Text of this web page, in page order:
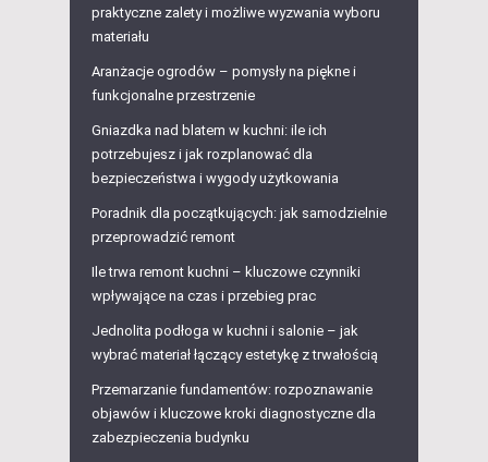
praktyczne zalety i możliwe wyzwania wyboru
materiału
Aranżacje ogrodów – pomysły na piękne i
funkcjonalne przestrzenie
Gniazdka nad blatem w kuchni: ile ich
potrzebujesz i jak rozplanować dla
bezpieczeństwa i wygody użytkowania
Poradnik dla początkujących: jak samodzielnie
przeprowadzić remont
Ile trwa remont kuchni – kluczowe czynniki
wpływające na czas i przebieg prac
Jednolita podłoga w kuchni i salonie – jak
wybrać materiał łączący estetykę z trwałością
Przemarzanie fundamentów: rozpoznawanie
objawów i kluczowe kroki diagnostyczne dla
zabezpieczenia budynku